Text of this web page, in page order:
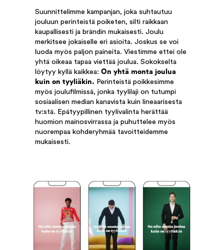
Suunnittelimme kampanjan, joka suhtautuu
jouluun perinteistä poiketen, silti raikkaan
kaupallisesti ja brändin mukaisesti. Joulu
merkitsee jokaiselle eri asioita. Joskus se voi
luoda myös paljon paineita. Viestimme ettei ole
yhtä oikeaa tapaa viettää joulua. Sokokselta
löytyy kyllä kaikkea: On yhtä monta joulua
kuin on tyyliäkin. Perinteistä poikkesimme
myös joulufilmissä, jonka tyylilaji on tutumpi
sosiaalisen median kanavista kuin lineaarisesta
tv:stä. Epätyypillinen tyylivalinta herättää
huomion mainosvirrassa ja puhuttelee myös
nuorempaa kohderyhmää tavoitteidemme
mukaisesti.